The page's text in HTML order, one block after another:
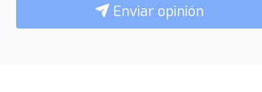
Enviar opinión